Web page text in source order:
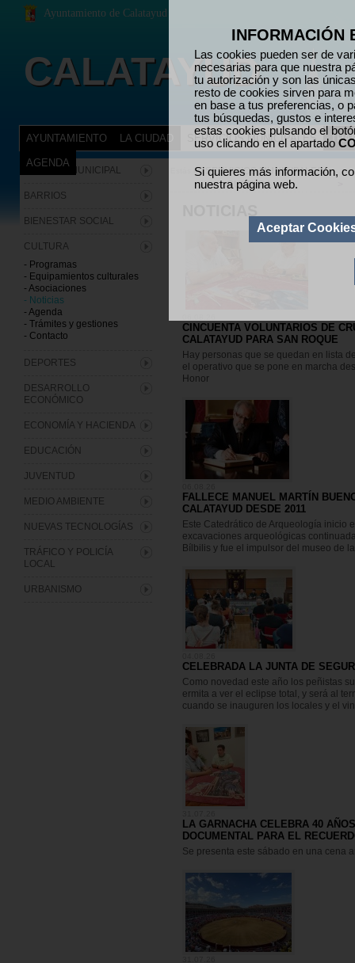
INFORMACIÓN
Las cookies pueden ser de
necesarias para que nuestra
tu autorización y son las
resto de cookies sirven para
en base a tus preferencias, o
tus búsquedas, gustos e
estas cookies pulsando el
uso clicando en el apartado
Si quieres más información,
nuestra página web.
Aceptar
CINCUENTA VOLUNTARIOS DE
CALATAYUD PARA SAN ROQUE
Hay personas que se quedan en lista
el operativo que se pone en marcha
Honor
FALLECE MANUEL MARTÍN
CALATAYUD DESDE 2011
Este Catedrático de Arqueología inicio
excavaciones arqueológicas
Bílbilis y fue el impulsor del museo de
CELEBRADA LA JUNTA DE
Como novedad este año los peñistas
ermita a ver el eclipse total, y será al
cuando se inauguren los locales y el
LA GARNACHA CELEBRA 40
DOCUMENTAL PARA EL
Se presenta este sábado en una cena
Estás en: SERVICIOS MUNICIPALES
>
CULTURA
ARCHIVO MUNICIPAL
BARRIOS
BIENESTAR SOCIAL
CULTURA
- Programas
- Equipamientos culturales
- Asociaciones
- Noticias
- Agenda
- Trámites y gestiones
- Contacto
DEPORTES
DESARROLLO
ECONÓMICO
ECONOMÍA Y HACIENDA
EDUCACIÓN
JUVENTUD
MEDIO AMBIENTE
NUEVAS TECNOLOGÍAS
TRÁFICO Y POLICÍA
LOCAL
URBANISMO
AYUNTAMIENTO LA CIUDAD SERVICIOS MUNICIPALES
AGENDA
Ayuntamiento de Calatayud
CALATAYUD